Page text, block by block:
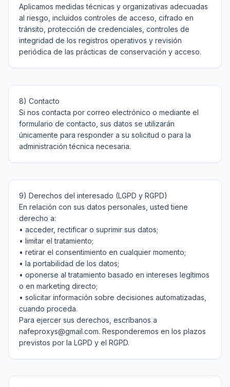
Aplicamos medidas técnicas y organizativas adecuadas
al riesgo, incluidos controles de acceso, cifrado en
tránsito, protección de credenciales, controles de
integridad de los registros operativos y revisión
8) Contacto
Si nos contacta por correo electrónico o mediante el
formulario de contacto, sus datos se utilizarán
únicamente para responder a su solicitud o para la
9) Derechos del interesado (LGPD y RGPD)
En relación con sus datos personales, usted tiene
derecho a:
• acceder, rectificar o suprimir sus datos;
• limitar el tratamiento;
• retirar el consentimiento en cualquier momento;
• la portabilidad de los datos;
• oponerse al tratamiento basado en intereses legítimos
o en marketing directo;
• solicitar información sobre decisiones automatizadas,
cuando proceda.
Para ejercer sus derechos, escríbanos a
nafeproxys@gmail.com. Responderemos en los plazos